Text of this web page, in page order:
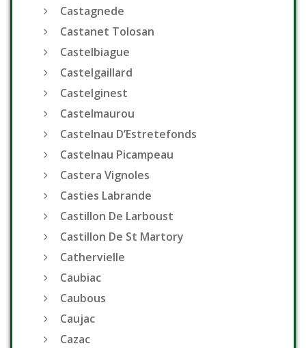
Castagnede
Castanet Tolosan
Castelbiague
Castelgaillard
Castelginest
Castelmaurou
Castelnau D’Estretefonds
Castelnau Picampeau
Castera Vignoles
Casties Labrande
Castillon De Larboust
Castillon De St Martory
Cathervielle
Caubiac
Caubous
Caujac
Cazac